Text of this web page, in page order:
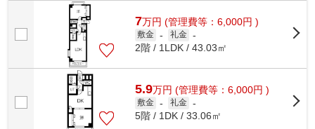
7万円 (管理費等：6,000円 )
敷金 - 礼金 -
2階 / 1LDK / 43.03㎡
5.9万円 (管理費等：6,000円 )
敷金 - 礼金 -
5階 / 1DK / 33.06㎡